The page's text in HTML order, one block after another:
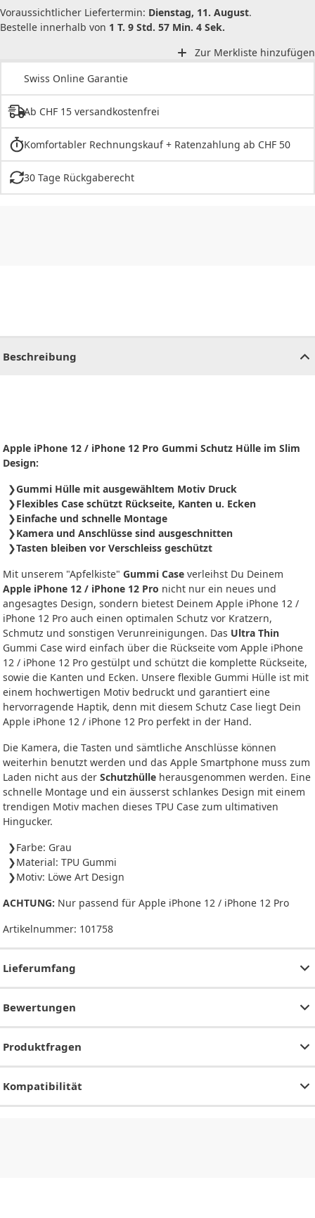
Voraussichtlicher Liefertermin: Dienstag, 11. August.
Bestelle innerhalb von 1 T. 9 Std. 57 Min. 4 Sek.
Zur Merkliste hinzufügen
Swiss Online Garantie
Ab CHF 15 versandkostenfrei
Komfortabler Rechnungskauf + Ratenzahlung ab CHF 50
30 Tage Rückgaberecht
Beschreibung
Apple iPhone 12 / iPhone 12 Pro Gummi Schutz Hülle im Slim
Design:
Gummi Hülle mit ausgewähltem Motiv Druck
Flexibles Case schützt Rückseite, Kanten u. Ecken
Einfache und schnelle Montage
Kamera und Anschlüsse sind ausgeschnitten
Tasten bleiben vor Verschleiss geschützt
Mit unserem "Apfelkiste" Gummi Case verleihst Du Deinem
Apple iPhone 12 / iPhone 12 Pro nicht nur ein neues und
angesagtes Design, sondern bietest Deinem Apple iPhone 12 /
iPhone 12 Pro auch einen optimalen Schutz vor Kratzern,
Schmutz und sonstigen Verunreinigungen. Das Ultra Thin
Gummi Case wird einfach über die Rückseite vom Apple iPhone
12 / iPhone 12 Pro gestülpt und schützt die komplette Rückseite,
sowie die Kanten und Ecken. Unsere flexible Gummi Hülle ist mit
einem hochwertigen Motiv bedruckt und garantiert eine
hervorragende Haptik, denn mit diesem Schutz Case liegt Dein
Apple iPhone 12 / iPhone 12 Pro perfekt in der Hand.
Die Kamera, die Tasten und sämtliche Anschlüsse können
weiterhin benutzt werden und das Apple Smartphone muss zum
Laden nicht aus der Schutzhülle herausgenommen werden. Eine
schnelle Montage und ein äusserst schlankes Design mit einem
trendigen Motiv machen dieses TPU Case zum ultimativen
Hingucker.
Farbe: Grau
Material: TPU Gummi
Motiv: Löwe Art Design
ACHTUNG: Nur passend für Apple iPhone 12 / iPhone 12 Pro
Artikelnummer: 101758
Lieferumfang
Bewertungen
Produktfragen
Kompatibilität